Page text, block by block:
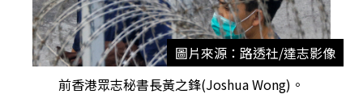
圖片來源：路透社/達志影像
前香港眾志秘書長黃之鋒(Joshua Wong)。